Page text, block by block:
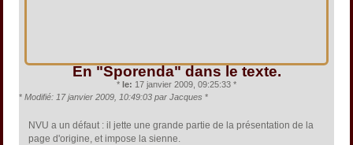
En "Sporenda" dans le texte.
* le: 17 janvier 2009, 09:25:33 *
* Modifié: 17 janvier 2009, 10:49:03 par Jacques *
NVU a un défaut : il jette une grande partie de la présentation de la
page d'origine, et impose la sienne.